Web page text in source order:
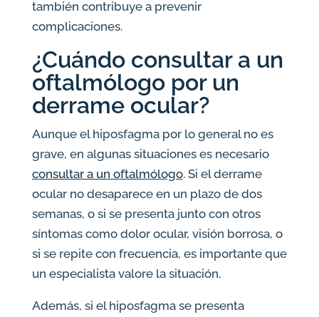
también contribuye a prevenir
complicaciones.
¿Cuándo consultar a un
oftalmólogo por un
derrame ocular?
Aunque el hiposfagma por lo general no es
grave, en algunas situaciones es necesario
consultar a un oftalmólogo. Si el derrame
ocular no desaparece en un plazo de dos
semanas, o si se presenta junto con otros
síntomas como dolor ocular, visión borrosa, o
si se repite con frecuencia, es importante que
un especialista valore la situación.
Además, si el hiposfagma se presenta